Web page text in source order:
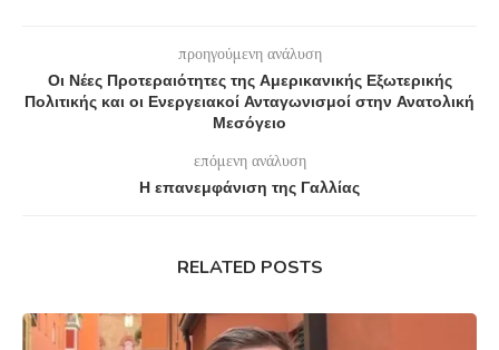
προηγούμενη ανάλυση
Οι Νέες Προτεραιότητες της Αμερικανικής Εξωτερικής
Πολιτικής και οι Ενεργειακοί Ανταγωνισμοί στην Ανατολική
Μεσόγειο
επόμενη ανάλυση
Η επανεμφάνιση της Γαλλίας
RELATED POSTS